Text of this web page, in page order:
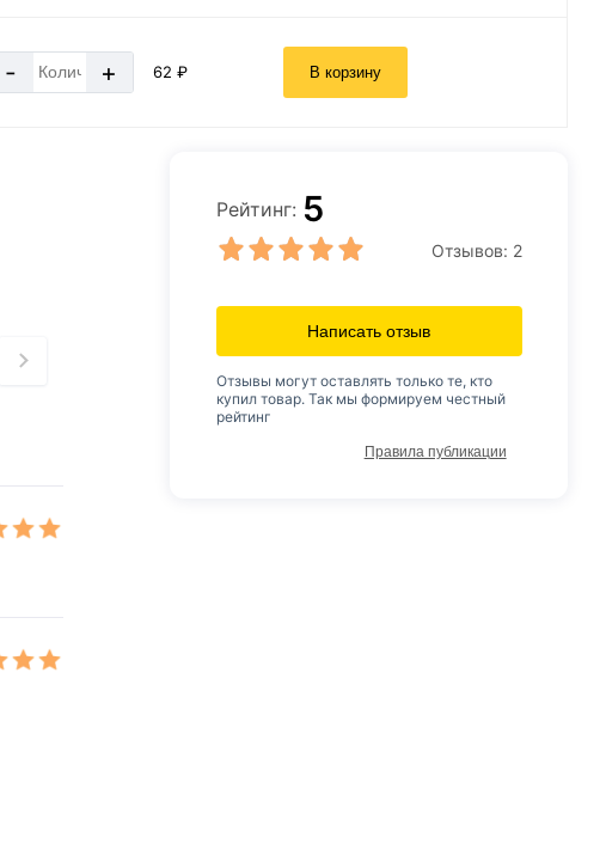
- + 62 ₽ В корзину
Рейтинг: 5
Отзывов: 2
Написать отзыв
Отзывы могут оставлять только те, кто
купил товар. Так мы формируем честный
рейтинг
Правила публикации